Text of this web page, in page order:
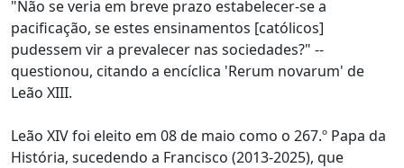
"Não se veria em breve prazo estabelecer-se a
pacificação, se estes ensinamentos [católicos]
pudessem vir a prevalecer nas sociedades?" --
questionou, citando a encíclica 'Rerum novarum' de
Leão XIII.
Leão XIV foi eleito em 08 de maio como o 267.º Papa da
História, sucedendo a Francisco (2013-2025), que